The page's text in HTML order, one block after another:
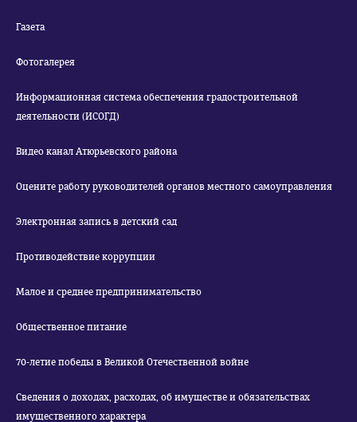
Газета
Фотогалерея
Информационная система обеспечения градостроительной
деятельности (ИСОГД)
Видео канал Атюрьевского района
Оцените работу руководителей органов местного самоуправления
Электронная запись в детский сад
Противодействие коррупции
Малое и среднее предпринимательство
Общественное питание
70-летие победы в Великой Отечественной войне
Сведения о доходах, расходах, об имуществе и обязательствах
имущественного характера